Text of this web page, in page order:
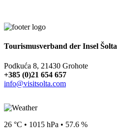
Tourismusverband der Insel Šolta
Podkuća 8, 21430 Grohote
+385 (0)21 654 657
info@visitsolta.com
26 °C • 1015 hPa • 57.6 %